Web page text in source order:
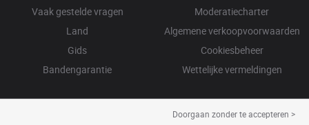
Vaak gestelde vragen
Land
Gids
Bandengarantie
Moderatiecharter
Algemene verkoopvoorwaarden
Cookiesbeheer
Wettelijke vermeldingen
Doorgaan zonder te accepteren >